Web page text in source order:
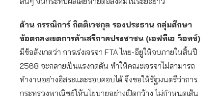
ด้าน กรรณิการ์ กิตติเวชกุล รองประธาน กลุ่มศึกษา
ข้อตกลงเขตการค้าเสรีภาคประชาชน (เอฟทีเอ ว็อทช์)
มีข้อสังเกตว่า การเร่งเจรจา FTA ไทย-อียูให้จบภายในสิ้นปี
2568 จะกลายเป็นแรงกดดัน ทำให้คณะเจรจาไม่สามารถ
ทำงานอย่างอิสระและรอบคอบได้ จึงขอให้รัฐมนตรีว่าการ
กระทรวงพาณิชย์ให้นโยบายอย่างเปิดกว้าง ไม่กำหนดเส้น